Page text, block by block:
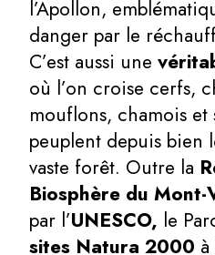
l’Apollon,
danger par le
C’est aussi une
où l’on croise cerfs,
mouflons, chamois et
peuplent depuis bien
vaste forêt. Outre la
Biosphère du Mont-
par l’UNESCO, le
sites Natura 2000